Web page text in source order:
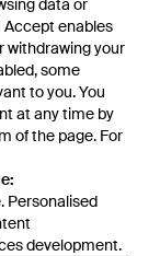
data or
Accept enables
withdrawing your
some
to you. You
at any time by
of the page. For
Personalised
development.